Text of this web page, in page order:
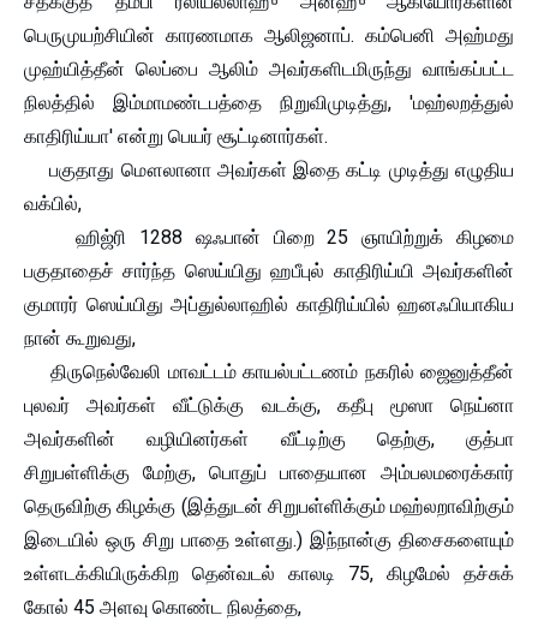
பெருமுயற்சியின் காரணமாக ஆலிஜனாப். கம்பெனி அஹ்மது
முஹ்யித்தீன் லெப்பை ஆலிம் அவர்களிடமிருந்து வாங்கப்பட்ட
நிலத்தில் இம்மாமண்டபத்தை நிறுவிமுடித்து, 'மஹ்லறத்துல்
காதிரிய்யா' என்று பெயர் சூட்டினார்கள்.
பகுதாது மௌலானா அவர்கள் இதை கட்டி முடித்து எழுதிய
வக்பில்,
ஹிஜ்ரி 1288 ஷஃபான் பிறை 25 ஞாயிற்றுக் கிழமை
பகுதாதைச் சார்ந்த ஸெய்யிது ஹபீபுல் காதிரிய்யி அவர்களின்
குமாரர் ஸெய்யிது அப்துல்லாஹில் காதிரிய்யில் ஹனஃபியாகிய
நான் கூறுவது,
திருநெல்வேலி மாவட்டம் காயல்பட்டணம் நகரில் ஜைனுத்தீன்
புலவர் அவர்கள் வீட்டுக்கு வடக்கு, கதீபு மூஸா நெய்னா
அவர்களின் வழியினர்கள் வீட்டிற்கு தெற்கு, குத்பா
சிறுபள்ளிக்கு மேற்கு, பொதுப் பாதையான அம்பலமரைக்கார்
தெருவிற்கு கிழக்கு (இத்துடன் சிறுபள்ளிக்கும் மஹ்லறாவிற்கும்
இடையில் ஒரு சிறு பாதை உள்ளது.) இந்நான்கு திசைகளையும்
உள்ளடக்கியிருக்கிற தென்வடல் காலடி 75, கிழமேல் தச்சுக்
கோல் 45 அளவு கொண்ட நிலத்தை,